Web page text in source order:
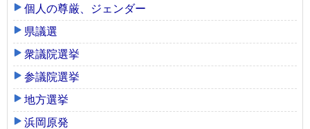
個人の尊厳、ジェンダー
県議選
衆議院選挙
参議院選挙
地方選挙
浜岡原発